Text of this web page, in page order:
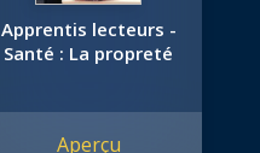
Apprentis lecteurs -
Santé : La propreté
Aperçu